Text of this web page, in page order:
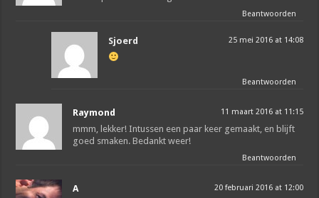
Beantwoorden
Sjoerd 25 mei 2016 at 14:08
Beantwoorden
Raymond 11 maart 2016 at 11:15
mmm, lekker! Intussen een paar keer gemaakt, en blijft
goed smaken. Bedankt weer!
Beantwoorden
A 20 februari 2016 at 12:00